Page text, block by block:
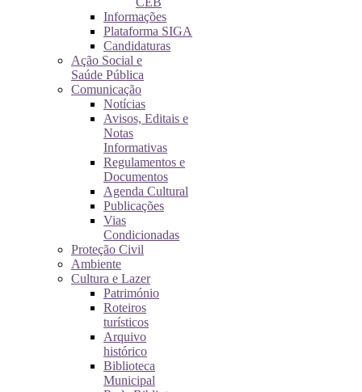
Informações
Plataforma SIGA
Candidaturas
Ação Social e
Saúde Pública
Comunicação
Notícias
Avisos, Editais e
Notas
Informativas
Regulamentos e
Documentos
Agenda Cultural
Publicações
Vias
Condicionadas
Proteção Civil
Ambiente
Cultura e Lazer
Património
Roteiros
turísticos
Arquivo
histórico
Biblioteca
Municipal